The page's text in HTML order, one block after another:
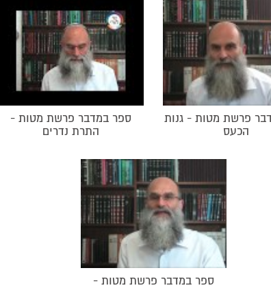
הפסוק: "הנני נותן
ספר במדבר
מלך כוזר
מכת החושך. חטא
ורבה בר בר חנה.
כורש. רבי יהודה
יעקב עמדין. סידור
ספר במדבר
ישראל
מצוות כיבוש הארץ.
הלוי בציון של רבי
פרשת מטות - גנות
הכעס
ספר במדבר פרשת מטות -
התרת נדרים
ספר במדבר פרשת מטות -